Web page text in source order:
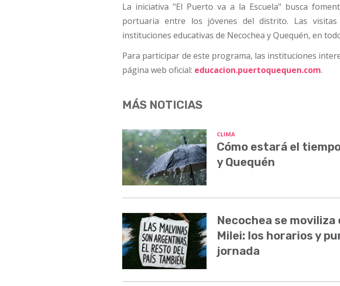
La iniciativa "El Puerto va a la Escuela" busca
portuaria entre los jóvenes del distrito. Las
instituciones educativas de Necochea y Quequén, en
Para participar de este programa, las instituciones
página web oficial: educacion.puertoquequen.com.
MÁS NOTICIAS
CLIMA
Cómo estará el
y Quequén
Necochea se
Milei: los horarios y
jornada